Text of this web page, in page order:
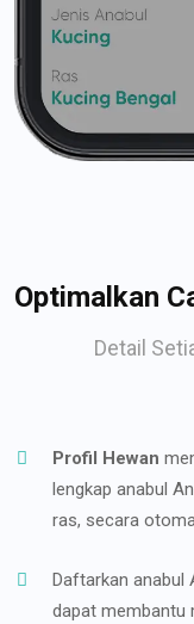
Optimalkan
Detail
Profil Hewan
lengkap anabul
ras, secara
Daftarkan anabul
dapat membantu